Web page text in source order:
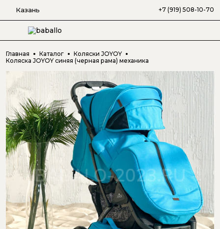
Казань +7 (919) 508-10-70
Главная Каталог
Коляски JOYOY
Коляска JOYOY синяя (черная рама) механика